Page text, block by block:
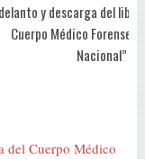
y descarga del
Cuerpo Médico Forense
Nacional”
del Cuerpo Médico